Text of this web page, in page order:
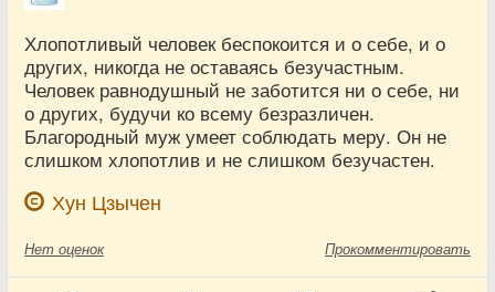
Хлопотливый человек беспокоится и о себе, и о
других, никогда не оставаясь безучастным.
Человек равнодушный не заботится ни о себе, ни
о других, будучи ко всему безразличен.
Благородный муж умеет соблюдать меру. Он не
слишком хлопотлив и не слишком безучастен.
Хун Цзычен
Нет оценок Прокомментировать